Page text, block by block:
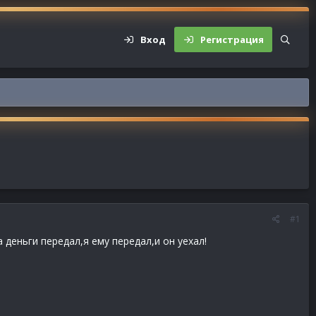
Вход Регистрация
#1
передал,я ему передал,и он уехал!